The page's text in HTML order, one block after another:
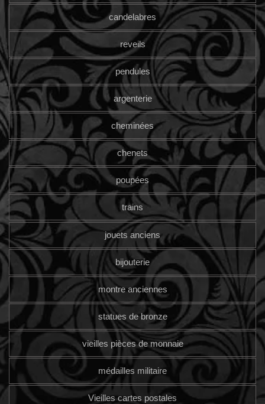
candelabres
reveils
pendules
argenterie
cheminées
chenets
poupées
trains
jouets anciens
bijouterie
montre anciennes
statues de bronze
vieilles pièces de monnaie
médailles militaire
Vieilles cartes postales